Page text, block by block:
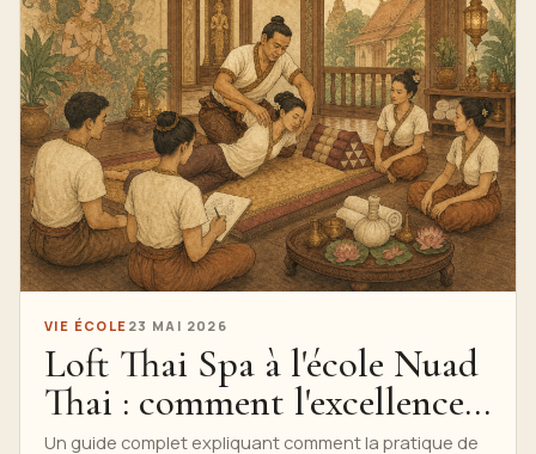
VIE ÉCOLE 23 MAI 2026
Loft Thai Spa à l'école Nuad
Thai : comment l'excellence
du spa est devenue une
Un guide complet expliquant comment la pratique de